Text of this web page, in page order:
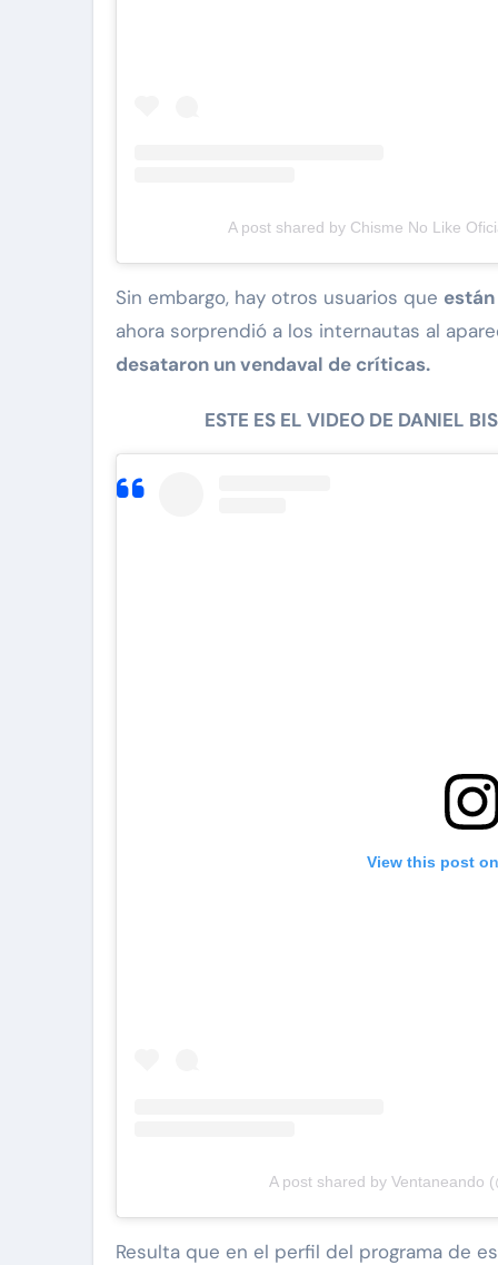
A post shared by Chisme No Like
Sin embargo, hay otros usuarios que
ahora sorprendió a los internautas al
desataron un vendaval de críticas.
ESTE ES EL VIDEO DE DANIEL
View this post
A post shared by Ventaneando
Resulta que en el perfil del programa de